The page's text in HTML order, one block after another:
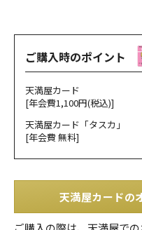
ご購入時のポイント
天満屋カード
[年会費1,100円(税込)]
天満屋カード「タスカ」
[年会費 無料]
天満屋カードの